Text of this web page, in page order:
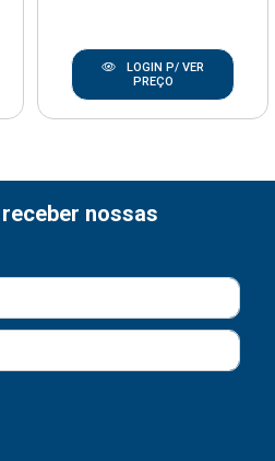
LOGIN P/ VER
PREÇO
nossas